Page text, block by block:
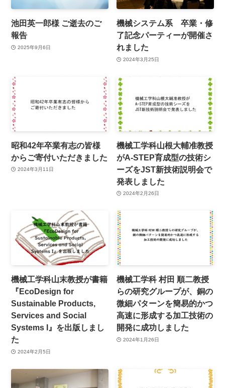
池田英一郎様 ご逝去のご
報告
2025年9月6日
機械システム系 卒業・修
了記念パーティーが開催さ
れました
2024年3月25日
昭和42年卒業有志の皆様
からご寄付いただきました
2024年3月11日
機械工学科山根大輔准教授
がA-STEP育成型の技術シ
ーズをJST新技術説明会で
発表しました
2024年2月26日
機械工学科山末教授が書籍
『EcoDesign for
Sustainable Products,
Services and Social
Systems I』を出版しまし
た
2024年2月5日
機械工学科 村田 順二教授
らの研究グループが、銅の
微細パターンを簡易的かつ
高速に形成する加工技術の
開発に成功しました
2024年1月26日